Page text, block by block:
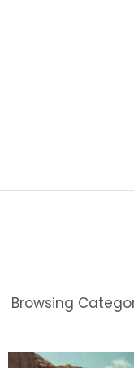
Browsing